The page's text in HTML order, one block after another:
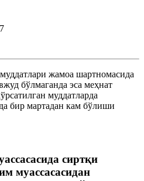
жамоа шартномасида
бўлмаганда эса меҳнат
муддатларда
бир мартадан кам бўлиши
сиртқи
муассасасидан